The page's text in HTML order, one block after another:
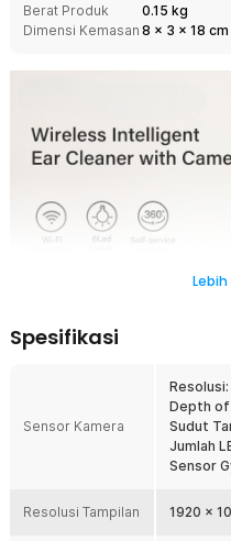
Berat Produk
0.15 kg
Dimensi Kemasan 8 x 3 x 18 cm
Membersihkan telinga tanpa
dan berisiko melukai telinga.
tradisional justru bisa
kamera endoskopi pembersih
kondisi dalam telinga secara
pembersihan jadi lebih aman,
Spesifikasi
Sensor Kamera
Resolusi:
Depth of
Sudut
Jumlah
Sensor
Resolusi Tampilan 1920 x